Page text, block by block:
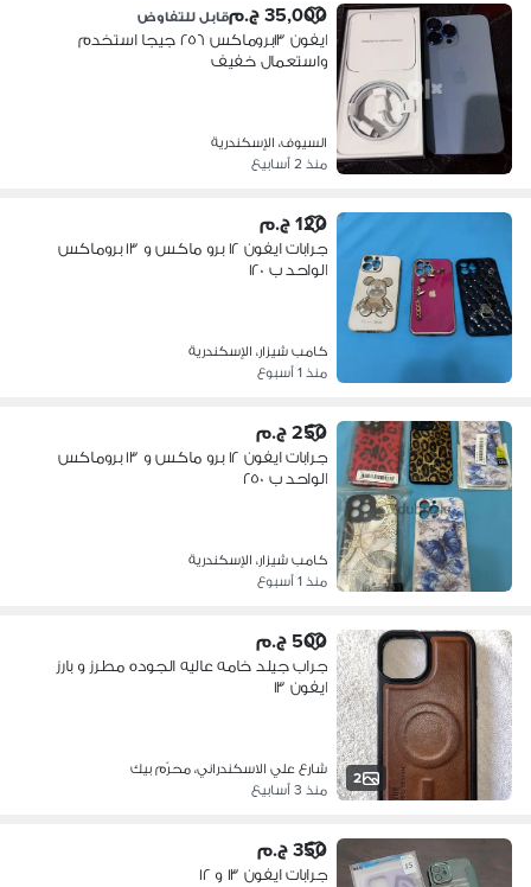
35,000 ج.م قابل للتفاوض
ايفون ١٣بروماكس ٢٥٦ جيجا استخدم
واستعمال خفيف
السيوف، الإسكندرية
منذ 2 أسابيع
120 ج.م
جرابات ايفون ١٢ برو ماكس و ١٣ بروماكس
الواحد ب ١٢٠
كامب شيزار، الإسكندرية
منذ 1 أسبوع
250 ج.م
جرابات ايفون ١٢ برو ماكس و ١٣ بروماكس
الواحد ب ٢٥٠
كامب شيزار، الإسكندرية
منذ 1 أسبوع
2
500 ج.م
جراب جيلد خامه عاليه الجوده مطرز و بارز
ايفون ١٣
شارع علي الاسكندراني، محرّم بيك
منذ 3 أسابيع
350 ج.م
جرابات ايفون ١٣ و ١٢